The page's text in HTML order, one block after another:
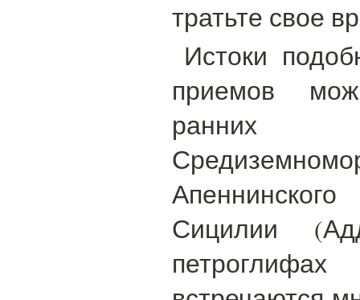
тратьте свое
Истоки
приемов
ранних
Сицилии